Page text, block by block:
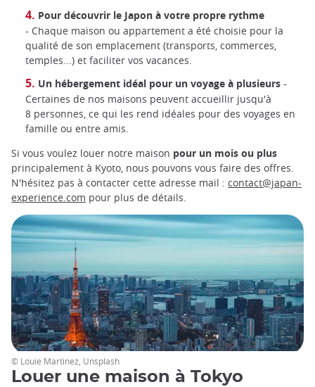
Pour découvrir le Japon à votre propre rythme
- Chaque maison ou appartement a été choisie pour la
qualité de son emplacement (transports, commerces,
temples...) et faciliter vos vacances.
Un hébergement idéal pour un voyage à plusieurs -
Certaines de nos maisons peuvent accueillir jusqu'à
8 personnes, ce qui les rend idéales pour des voyages en
famille ou entre amis.
Si vous voulez louer notre maison pour un mois ou plus
principalement à Kyoto, nous pouvons vous faire des offres.
N'hésitez pas à contacter cette adresse mail : contact@japan-
experience.com pour plus de détails.
Louer une maison à Tokyo
© Louie Martinez, Unsplash